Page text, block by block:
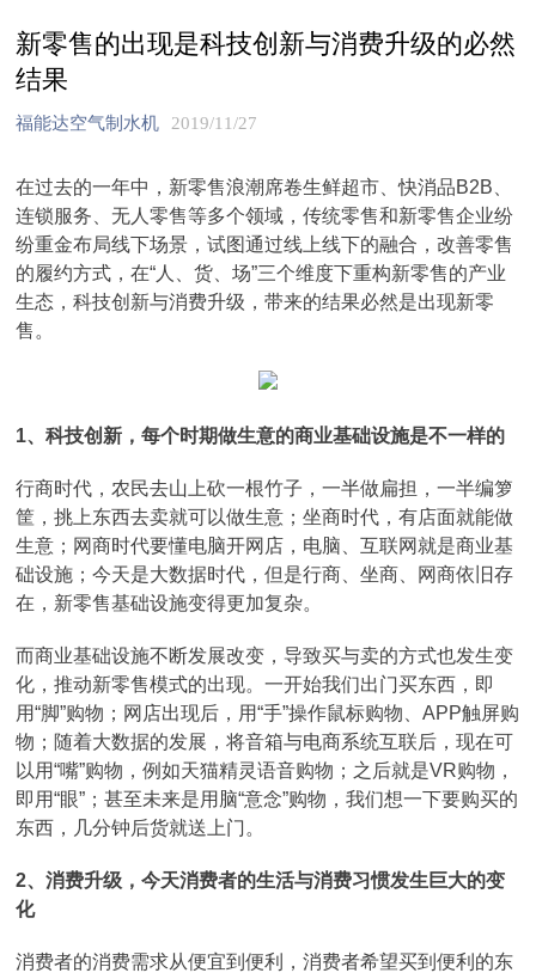
新零售的出现是科技创新与消费升级的必然
结果
福能达空气制水机 2019/11/27
在过去的一年中，新零售浪潮席卷生鲜超市、快消品B2B、
连锁服务、无人零售等多个领域，传统零售和新零售企业纷
纷重金布局线下场景，试图通过线上线下的融合，改善零售
的履约方式，在“人、货、场”三个维度下重构新零售的产业
生态，科技创新与消费升级，带来的结果必然是出现新零
售。
1、科技创新，每个时期做生意的商业基础设施是不一样的
行商时代，农民去山上砍一根竹子，一半做扁担，一半编箩
筐，挑上东西去卖就可以做生意；坐商时代，有店面就能做
生意；网商时代要懂电脑开网店，电脑、互联网就是商业基
础设施；今天是大数据时代，但是行商、坐商、网商依旧存
在，新零售基础设施变得更加复杂。
而商业基础设施不断发展改变，导致买与卖的方式也发生变
化，推动新零售模式的出现。一开始我们出门买东西，即
用“脚”购物；网店出现后，用“手”操作鼠标购物、APP触屏购
物；随着大数据的发展，将音箱与电商系统互联后，现在可
以用“嘴”购物，例如天猫精灵语音购物；之后就是VR购物，
即用“眼”；甚至未来是用脑“意念”购物，我们想一下要购买的
东西，几分钟后货就送上门。
2、消费升级，今天消费者的生活与消费习惯发生巨大的变
化
消费者的消费需求从便宜到便利，消费者希望买到便利的东